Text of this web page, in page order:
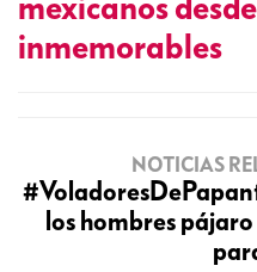
mexicanos
inmemorables
NOTICIAS
los hombres